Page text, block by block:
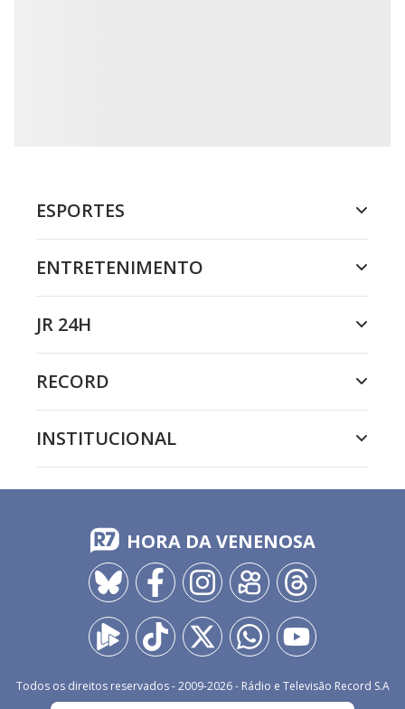
ESPORTES
ENTRETENIMENTO
JR 24H
RECORD
INSTITUCIONAL
HORA DA VENENOSA
Todos os direitos reservados - 2009-2026- Rádio e Televisão Record S.A